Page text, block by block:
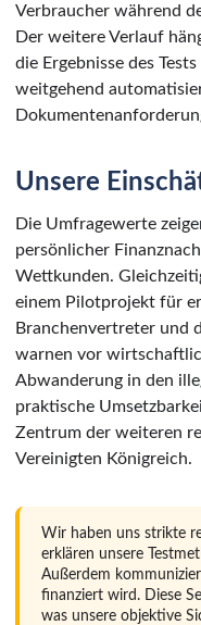
Verbraucher während
Der weitere Verlauf
die Ergebnisse des
weitgehend
Unsere
Die Umfragewerte
persönlicher
Wettkunden.
einem Pilotprojekt für
Branchenvertreter und
warnen vor
Abwanderung in den
praktische
Zentrum der weiteren
Vereinigten Königreich.
Wir haben uns strikte
erklären unsere
Außerdem
finanziert wird. Diese
was unsere objektive